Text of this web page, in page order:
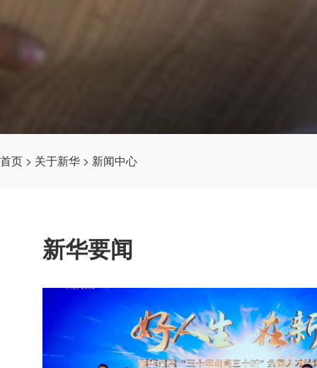
首页 > 关于新华 > 新闻中心
新华要闻